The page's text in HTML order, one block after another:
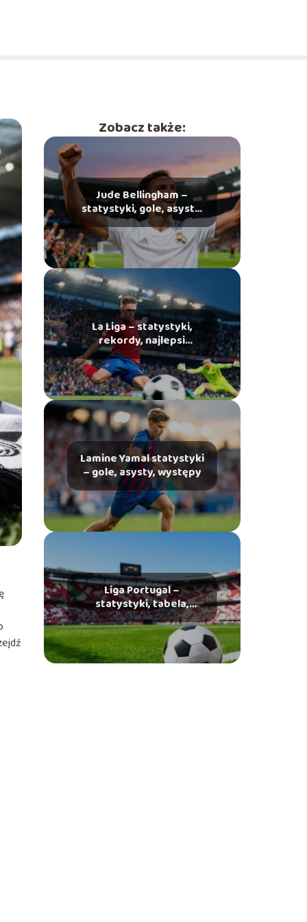
Zobacz także:
Jude Bellingham –
statystyki, gole, asysty,
osiągnięcia
La Liga – statystyki,
rekordy, najlepsi
strzelcy
Lamine Yamal statystyki
– gole, asysty, występy
Liga Portugal –
statystyki, tabela,
najlepsi strzelcy